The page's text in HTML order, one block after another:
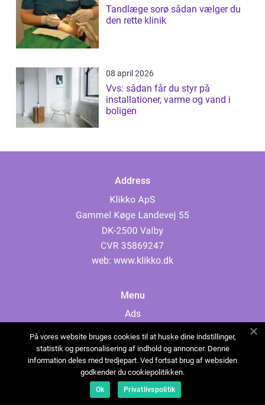
Tandlæge sorø sådan vælger du
den rette klinik
08 april 2026
Vvs: sådan får du styr på
installationer, varme og vand i
boligen
Address
web: www.klikko.dk
Menu
Ads
Cookies
Contact
Sitemap
På vores website bruges cookies til at huske dine indstillinger,
statistik og personalisering af indhold og annoncer. Denne
information deles med tredjepart. Ved fortsat brug af websiden
godkender du cookiepolitikken.
Ok Privatlivspolitik